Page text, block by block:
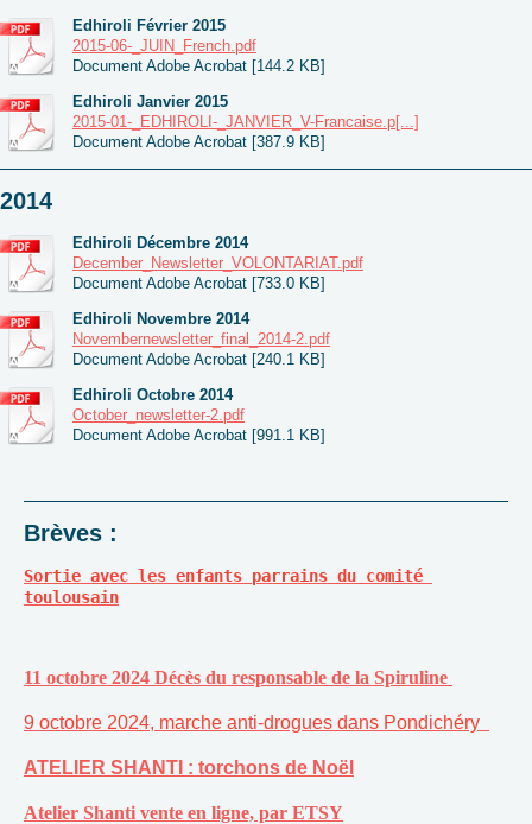
Edhiroli Février 2015
2015-06-_JUIN_French.pdf
Document Adobe Acrobat [144.2 KB]
Edhiroli Janvier 2015
2015-01-_EDHIROLI-_JANVIER_V-Francaise.p[...]
Document Adobe Acrobat [387.9 KB]
2014
Edhiroli Décembre 2014
December_Newsletter_VOLONTARIAT.pdf
Document Adobe Acrobat [733.0 KB]
Edhiroli Novembre 2014
Novembernewsletter_final_2014-2.pdf
Document Adobe Acrobat [240.1 KB]
Edhiroli Octobre 2014
October_newsletter-2.pdf
Document Adobe Acrobat [991.1 KB]
Brèves :
Sortie avec les enfants parrains du comité
toulousain
11 octobre 2024 Décès du responsable de la Spiruline
9 octobre 2024, marche anti-drogues dans Pondichéry
ATELIER SHANTI : torchons de Noël
Atelier Shanti vente en ligne, par ETSY